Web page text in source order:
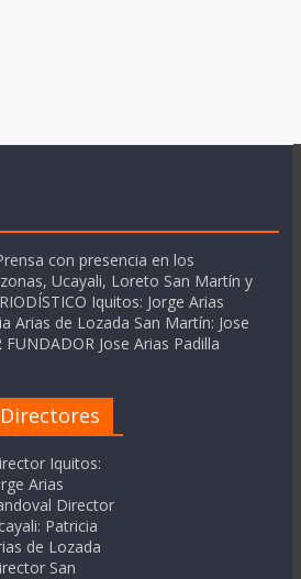
con presencia en los
Ucayali, Loreto San Martín y
Iquitos: Jorge Arias
Arias de Lozada San Martín: Jose
Jose Arias Padilla
Directores
Iquitos:
Arias
Director
Patricia
de Lozada
San